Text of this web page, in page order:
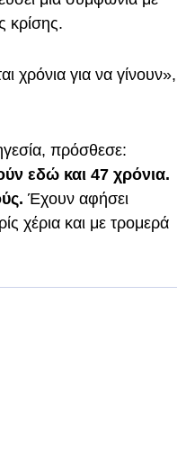
κρίσης.
χρόνια για να γίνουν»,
πρόσθεσε:
εδώ και 47 χρόνια.
Έχουν αφήσει
χέρια και με τρομερά